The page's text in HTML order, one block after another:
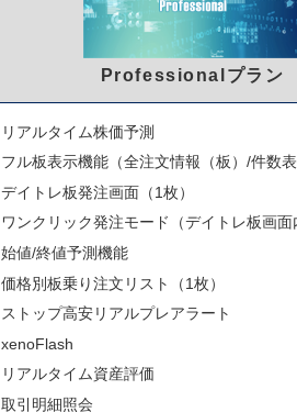
Professionalプラン
リアルタイム株価予測
フル板表示機能（全注文情報（板）/件数
デイトレ板発注画面（1枚）
ワンクリック発注モード（デイトレ板画面
始値/終値予測機能
価格別板乗り注文リスト（1枚）
ストップ高安リアルプレアラート
xenoFlash
リアルタイム資産評価
取引明細照会